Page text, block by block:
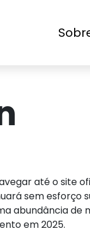
até o site
sem esforço
abundância de
em 2025.